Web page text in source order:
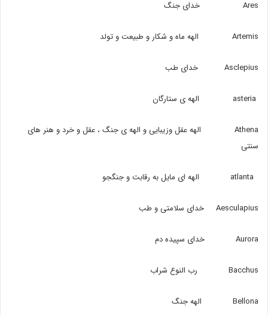
Ares خدای جنگ
Artemis الهه ماه و شکار و طبیعت و تولد
Asclepius خدای طب
Athena الهه عقل وزیبایی و الهه ی جنگ ، عقل و خرد و هنر های
سنتی
Aesculapius خدای سلامتی و طب
Aurora خدای سپیده دم
Bacchus رب النوع شراب
Bellona الهه جنگ